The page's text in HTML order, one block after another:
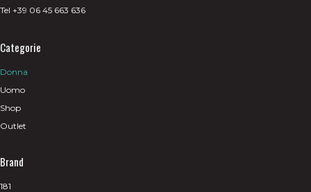
Tel +39 06 45 663 636
Categorie
Donna
Uomo
Shop
Outlet
Brand
181